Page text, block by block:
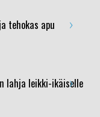
tehokas apu
›
lahja leikki-ikäiselle
›